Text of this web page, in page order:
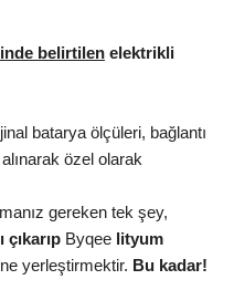
belirtilen elektrikli
batarya ölçüleri, bağlantı
özel olarak
gereken tek şey,
Byqee lityum
yerleştirmektir. Bu kadar!